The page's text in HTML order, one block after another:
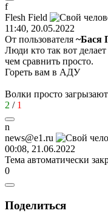
f
Flesh Field
11:40, 20.05.2022
От пользователя ~Бася
Люди кто так вот
чем сравнить просто.
Гореть вам в АДУ
Волки просто
2 / 1
n
news@e1.ru
00:08, 21.06.2022
Тема автоматически
0
Поделиться